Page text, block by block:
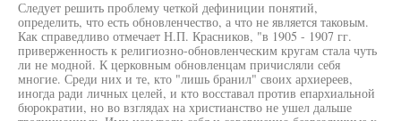
Следует решить проблему четкой дефиниции понятий,
определить, что есть обновленчество, а что не является таковым.
Как справедливо отмечает Н.П. Красников, "в 1905 - 1907 гг.
приверженность к религиозно-обновленческим кругам стала чуть
ли не модной. К церковным обновленцам причисляли себя
многие. Среди них и те, кто "лишь бранил" своих архиереев,
иногда ради личных целей, и кто восставал против епархиальной
бюрократии, но во взглядах на христианство не ушел дальше